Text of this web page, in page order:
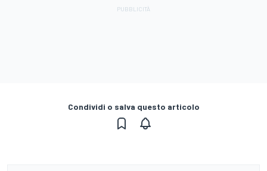
Condividi o salva questo articolo